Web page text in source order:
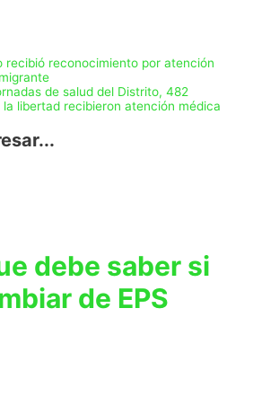
recibió reconocimiento por atención
de salud del Distrito, 482
libertad recibieron atención médica
debe saber si
de EPS